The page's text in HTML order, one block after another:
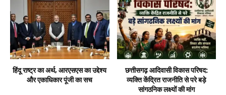
हिंदू राष्ट्र का अर्थ, आरएसएस का उद्देश्य
और एकाधिकार पूंजी का सच
छत्तीसगढ़ आदिवासी विकास परिषद:
व्यक्ति केंद्रित राजनीति से परे बड़े
सांगठनिक लक्ष्यों की मांग